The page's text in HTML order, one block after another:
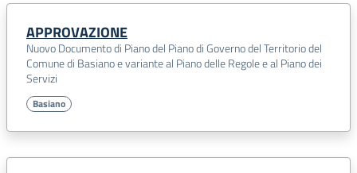
definitivi a seguito controdeduzioni alle osservazioni.
Gli atti del nuovo PGT hanno acquistato efficacia con la
pubblicazione sul Bollettino Ufficiale di Regione
Lombardia n. 24 del 10/06/2026.
E' possibile consultare tutti i documenti del PGT
approvato dal sito di Regione Lombardia "PGT Multiplan"
https://www.multiplan.servizirl.it/pgtwebn/#/public/
APPROVAZIONE
Nuovo Documento di Piano del Piano di Governo del Territorio del
Comune di Basiano e variante al Piano delle Regole e al Piano dei
Servizi
Basiano